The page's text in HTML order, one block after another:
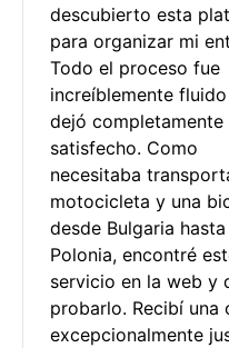
descubierto esta
para organizar mi
Todo el proceso fue
increíblemente
dejó completamente
satisfecho. Como
necesitaba
motocicleta y una
desde Bulgaria hasta
Polonia, encontré
servicio en la web y
probarlo. Recibí una
excepcionalmente